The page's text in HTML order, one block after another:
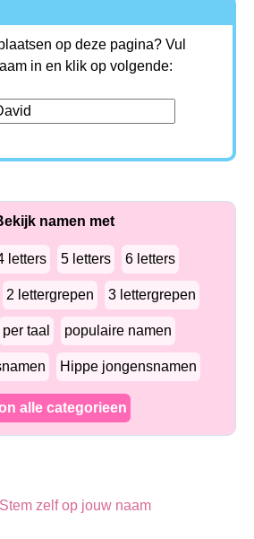
op deze pagina? Vul
in en klik op volgende:
namen met
letters 5 letters 6 letters
2 lettergrepen 3 lettergrepen
per taal populaire namen
Hippe jongensnamen
alle categorieen
Stem zelf op jouw naam